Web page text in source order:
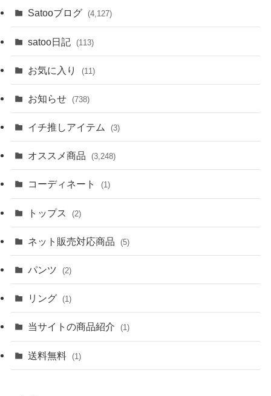
Satooブログ (4,127)
satoo日記 (113)
お気に入り (11)
お知らせ (738)
イチ推しアイテム (3)
オススメ商品 (3,248)
コーディネート (1)
トップス (2)
ネット販売対応商品 (5)
パンツ (2)
リング (1)
当サイトの商品紹介 (1)
送料無料 (1)